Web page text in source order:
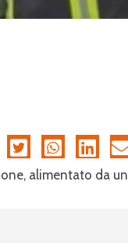
alimentato da un